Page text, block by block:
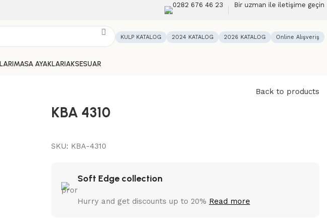
0282 676 46 23 Bir uzman ile iletişime geçin
KULP KATALOG 2024 KATALOG 2026 KATALOG Online Alışveriş
MASA AYAKLARIAKSESUAR
Back to products
KBA 4310
SKU: KBA-4310
Soft Edge collection
Hurry and get discounts up to 20% Read more